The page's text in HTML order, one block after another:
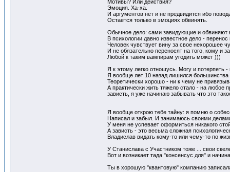
Мотивы? Или действия?
Эмоция. Ха-ха.
И аргументов нет и не предвидится ибо
Остается только в эмоциях обвинять.
Обычное дело: сами завидующие и обвиняют в
В психологии давно известное дело -
Человек чувствует вину за свое нехорошее
И не обязательно переносят на того, кому и
Любой к таким вампирам угодить может )))
Я к этому легко отношусь. Могу и потерпеть
Я вообще лет 10 назад лишился
Теоретически хорошо - ни к чему не
А практически жить тяжело стало - на любое
зависть, я уже начинаю забывать что это
Я вообще открою тебе тайну: я помню о
Написал и забыл. И занимаюсь своими
У меня не успевает оформиться никакого
А зависть - это весьма сложная
Владислав видать кому-то или чему-то по
У Станислава с Участником тоже ... свои
Вот и возникает тада "консенсус для" и
Ты в хорошую "квантовую" компанию